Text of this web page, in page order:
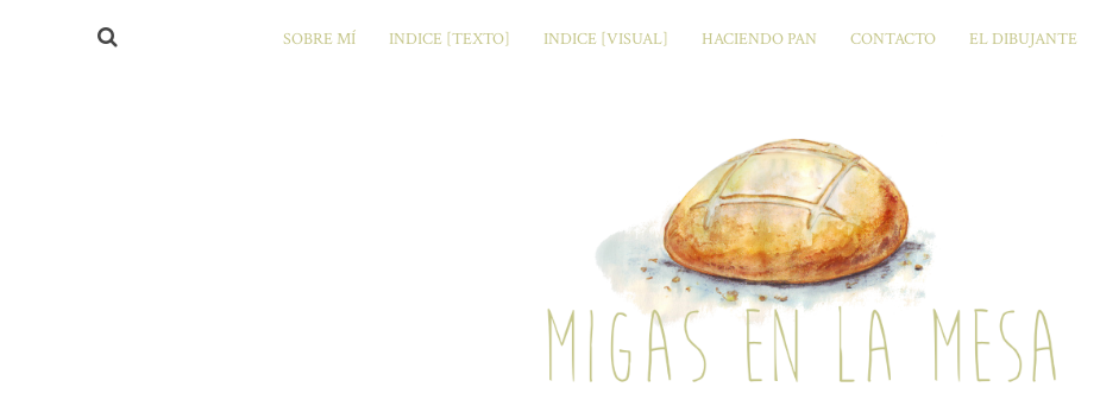
SOBRE MÍ INDICE [TEXTO] INDICE [VISUAL] HACIENDO PAN CONTACTO EL DIBUJANTE